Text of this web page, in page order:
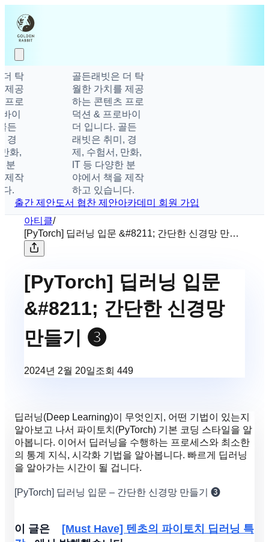
탁
공
로
이
,
작
.
골든래빗은 더 탁
월한 가치를 제공
하는 콘텐츠 프로
덕션 & 프로바이
더 입니다. 골든
래빗은 취미, 경
제, 수험서, 만화,
IT 등 다양한 분
야에서 책을 제작
하고 있습니다.
출간 제안도서 협찬 제안아카데미 회원 가입
아티클/
[PyTorch] 딥러닝 입문 &#8211; 간단한 신경망 만들
기 ❸
[PyTorch] 딥러닝 입문
&#8211; 간단한 신경망
만들기 ❸
2024년 2월 20일조회 449
딥러닝(Deep Learning)이 무엇인지, 어떤 기법이 있는지
알아보고 나서 파이토치(PyTorch) 기본 코딩 스타일을 알
아봅니다. 이어서 딥러닝을 수행하는 프로세스와 최소한
의 통계 지식, 시각화 기법을 알아봅니다. 빠르게 딥러닝
을 알아가는 시간이 될 겁니다.
[PyTorch] 딥러닝 입문 – 간단한 신경망 만들기 ❸
이 글은
[Must Have] 텐초의 파이토치 딥러닝 특